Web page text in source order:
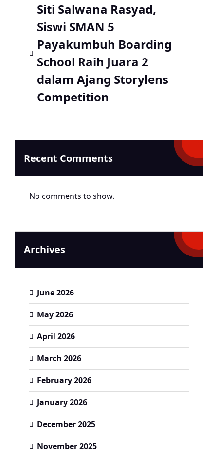
Siti Salwana Rasyad,
Siswi SMAN 5
Payakumbuh Boarding
School Raih Juara 2
dalam Ajang Storylens
Competition
Recent Comments
No comments to show.
Archives
June 2026
May 2026
April 2026
March 2026
February 2026
January 2026
December 2025
November 2025